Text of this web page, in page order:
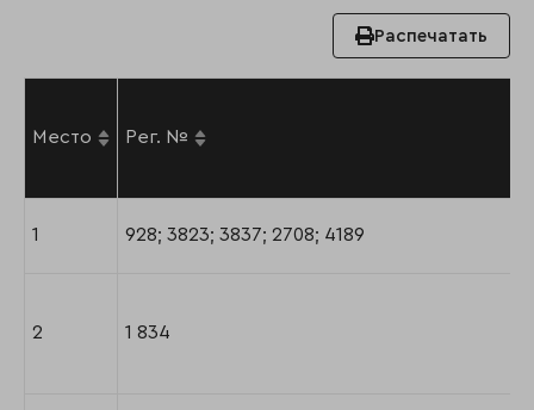
Распечатать
Место Рег. №
1 928; 3823; 3837; 2708; 4189
2 1 834